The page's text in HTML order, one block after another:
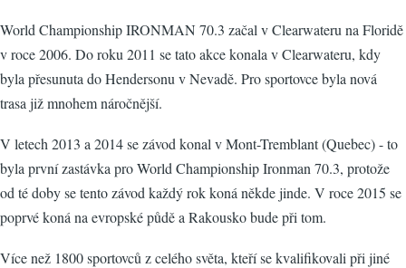
World Championship IRONMAN 70.3 začal v Clearwateru na Floridě
v roce 2006. Do roku 2011 se tato akce konala v Clearwateru, kdy
byla přesunuta do Hendersonu v Nevadě. Pro sportovce byla nová
trasa již mnohem náročnější.
V letech 2013 a 2014 se závod konal v Mont-Tremblant (Quebec) - to
byla první zastávka pro World Championship Ironman 70.3, protože
od té doby se tento závod každý rok koná někde jinde. V roce 2015 se
poprvé koná na evropské půdě a Rakousko bude při tom.
Více než 1800 sportovců z celého světa, kteří se kvalifikovali při jiné